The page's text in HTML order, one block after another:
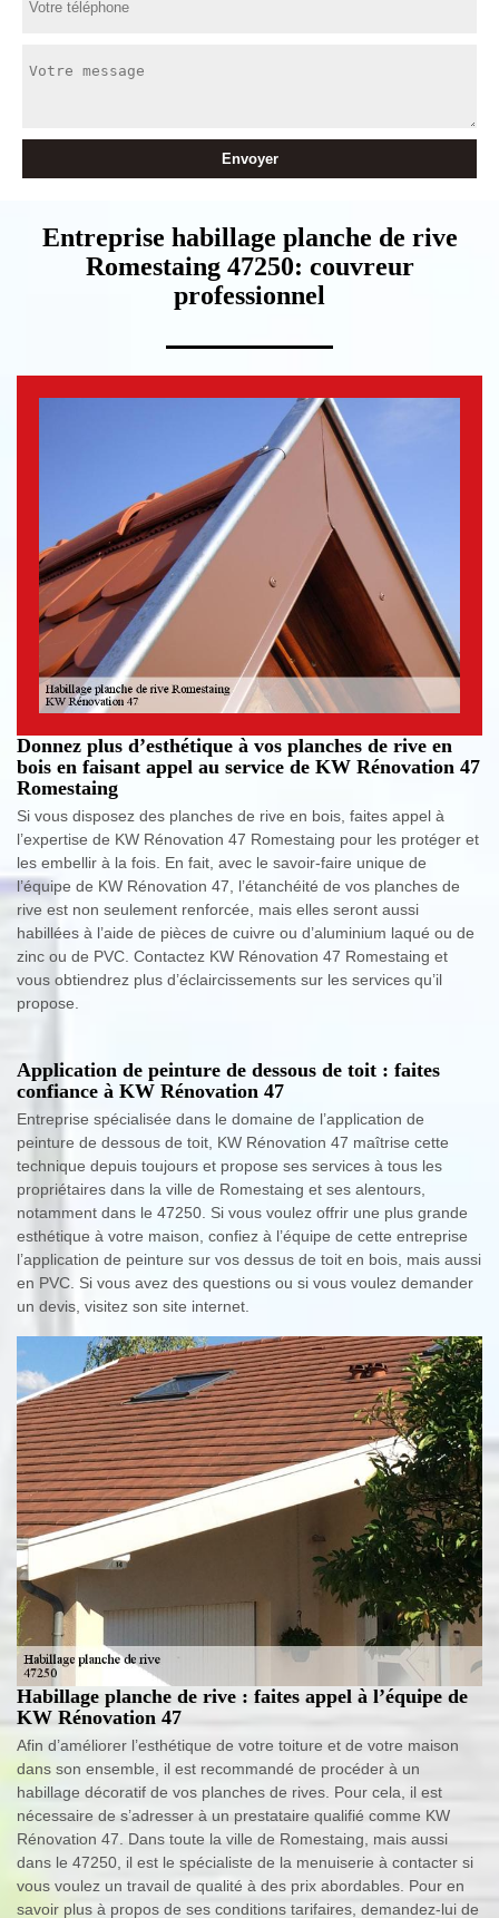
Entreprise habillage planche de rive
Romestaing 47250: couvreur
professionnel
Donnez plus d’esthétique à vos planches de rive en
bois en faisant appel au service de KW Rénovation 47
Romestaing
Si vous disposez des planches de rive en bois, faites appel à
l’expertise de KW Rénovation 47 Romestaing pour les protéger et
les embellir à la fois. En fait, avec le savoir-faire unique de
l’équipe de KW Rénovation 47, l’étanchéité de vos planches de
rive est non seulement renforcée, mais elles seront aussi
habillées à l’aide de pièces de cuivre ou d’aluminium laqué ou de
zinc ou de PVC. Contactez KW Rénovation 47 Romestaing et
vous obtiendrez plus d’éclaircissements sur les services qu’il
propose.
Application de peinture de dessous de toit : faites
confiance à KW Rénovation 47
Entreprise spécialisée dans le domaine de l’application de
peinture de dessous de toit, KW Rénovation 47 maîtrise cette
technique depuis toujours et propose ses services à tous les
propriétaires dans la ville de Romestaing et ses alentours,
notamment dans le 47250. Si vous voulez offrir une plus grande
esthétique à votre maison, confiez à l’équipe de cette entreprise
l’application de peinture sur vos dessus de toit en bois, mais aussi
en PVC. Si vous avez des questions ou si vous voulez demander
un devis, visitez son site internet.
Habillage planche de rive : faites appel à l’équipe de
KW Rénovation 47
Afin d’améliorer l’esthétique de votre toiture et de votre maison
dans son ensemble, il est recommandé de procéder à un
habillage décoratif de vos planches de rives. Pour cela, il est
nécessaire de s’adresser à un prestataire qualifié comme KW
Rénovation 47. Dans toute la ville de Romestaing, mais aussi
dans le 47250, il est le spécialiste de la menuiserie à contacter si
vous voulez un travail de qualité à des prix abordables. Pour en
savoir plus à propos de ses conditions tarifaires, demandez-lui de